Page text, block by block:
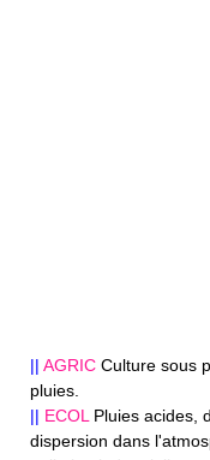
|| AGRIC Culture sous
pluies.
|| ECOL Pluies acides,
dispersion dans